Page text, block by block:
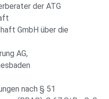
der ATG
GmbH über die
AG,
nach § 51